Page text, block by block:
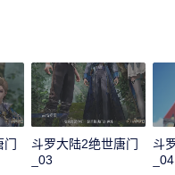
门
斗罗大陆2绝世唐门
_03
斗
_04